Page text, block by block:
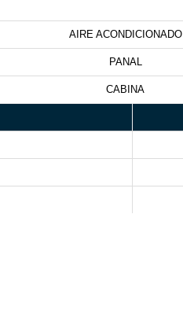
AIRE ACONDICIONADO
PANAL
CABINA